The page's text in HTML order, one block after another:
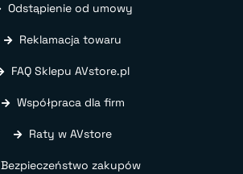
Odstąpienie od umowy
Reklamacja towaru
FAQ Sklepu AVstore.pl
Współpraca dla firm
Raty w AVstore
Bezpieczeństwo zakupów